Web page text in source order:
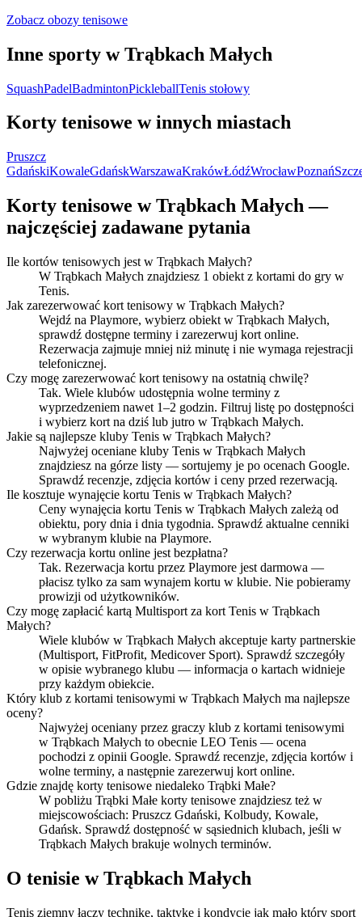
Zobacz obozy tenisowe
Inne sporty w Trąbkach Małych
SquashPadelBadmintonPickleballTenis stołowy
Korty tenisowe w innych miastach
Pruszcz
GdańskiKowaleGdańskWarszawaKrakówŁódźWrocławPoznań
Korty tenisowe w Trąbkach Małych —
najczęściej zadawane pytania
Ile kortów tenisowych jest w Trąbkach Małych?
W Trąbkach Małych znajdziesz 1 obiekt z kortami do gry w
Tenis.
Jak zarezerwować kort tenisowy w Trąbkach Małych?
Wejdź na Playmore, wybierz obiekt w Trąbkach Małych,
sprawdź dostępne terminy i zarezerwuj kort online.
Rezerwacja zajmuje mniej niż minutę i nie wymaga rejestracji
telefonicznej.
Czy mogę zarezerwować kort tenisowy na ostatnią chwilę?
Tak. Wiele klubów udostępnia wolne terminy z
wyprzedzeniem nawet 1–2 godzin. Filtruj listę po dostępności
i wybierz kort na dziś lub jutro w Trąbkach Małych.
Jakie są najlepsze kluby Tenis w Trąbkach Małych?
Najwyżej oceniane kluby Tenis w Trąbkach Małych
znajdziesz na górze listy — sortujemy je po ocenach Google.
Sprawdź recenzje, zdjęcia kortów i ceny przed rezerwacją.
Ile kosztuje wynajęcie kortu Tenis w Trąbkach Małych?
Ceny wynajęcia kortu Tenis w Trąbkach Małych zależą od
obiektu, pory dnia i dnia tygodnia. Sprawdź aktualne cenniki
w wybranym klubie na Playmore.
Czy rezerwacja kortu online jest bezpłatna?
Tak. Rezerwacja kortu przez Playmore jest darmowa —
płacisz tylko za sam wynajem kortu w klubie. Nie pobieramy
prowizji od użytkowników.
Czy mogę zapłacić kartą Multisport za kort Tenis w Trąbkach
Małych?
Wiele klubów w Trąbkach Małych akceptuje karty partnerskie
(Multisport, FitProfit, Medicover Sport). Sprawdź szczegóły
w opisie wybranego klubu — informacja o kartach widnieje
przy każdym obiekcie.
Który klub z kortami tenisowymi w Trąbkach Małych ma najlepsze
oceny?
Najwyżej oceniany przez graczy klub z kortami tenisowymi
w Trąbkach Małych to obecnie LEO Tenis — ocena
pochodzi z opinii Google. Sprawdź recenzje, zdjęcia kortów i
wolne terminy, a następnie zarezerwuj kort online.
Gdzie znajdę korty tenisowe niedaleko Trąbki Małe?
W pobliżu Trąbki Małe korty tenisowe znajdziesz też w
miejscowościach: Pruszcz Gdański, Kolbudy, Kowale,
Gdańsk. Sprawdź dostępność w sąsiednich klubach, jeśli w
Trąbkach Małych brakuje wolnych terminów.
O tenisie w Trąbkach Małych
Tenis ziemny łączy technikę, taktykę i kondycję jak mało który sport